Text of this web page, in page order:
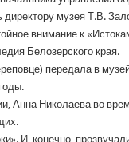
музея Т.В.
внимание к
Белозерского края.
передала в
Анна Николаева во
И, конечно,